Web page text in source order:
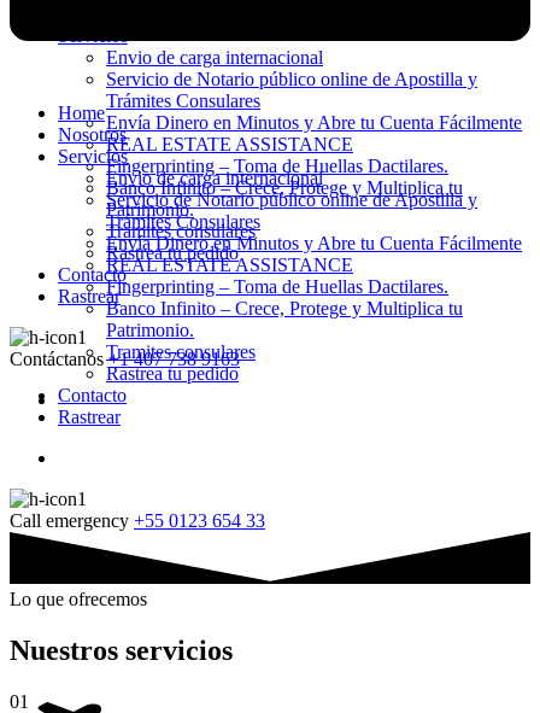
Envio de carga internacional
Servicio de Notario público online de Apostilla y
Trámites Consulares
Envía Dinero en Minutos y Abre tu Cuenta Fácilmente
REAL ESTATE ASSISTANCE
Fingerprinting – Toma de Huellas Dactilares.
Banco Infinito – Crece, Protege y Multiplica tu
Patrimonio.
Tramites consulares
Rastrea tu pedido
Contacto
Rastrear
Contáctanos +1 407 738 9163
Home
Nosotros
Servicios
Envio de carga internacional
Servicio de Notario público online de Apostilla y
Trámites Consulares
Envía Dinero en Minutos y Abre tu Cuenta Fácilmente
REAL ESTATE ASSISTANCE
Fingerprinting – Toma de Huellas Dactilares.
Banco Infinito – Crece, Protege y Multiplica tu
Patrimonio.
Tramites consulares
Rastrea tu pedido
Contacto
Rastrear
Call emergency +55 0123 654 33
Lo que ofrecemos
Nuestros servicios
01